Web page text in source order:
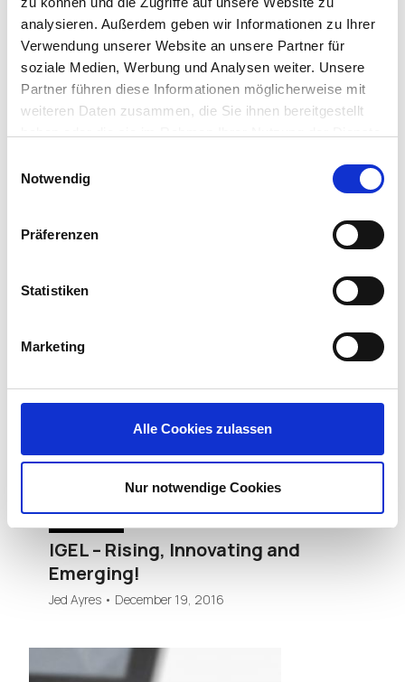
analysieren. Außerdem geben wir Informationen zu Ihrer
Verwendung unserer Website an unsere Partner für
soziale Medien, Werbung und Analysen weiter. Unsere
Partner führen diese Informationen möglicherweise mit
weiteren Daten zusammen, die Sie ihnen bereitgestellt
Notwendig
Präferenzen
Statistiken
Marketing
Alle Cookies zulassen
Nur notwendige Cookies
IGEL’s UDC3 Launch!
IGEL – Rising, Innovating and
Emerging!
Jed Ayres • December 19, 2016